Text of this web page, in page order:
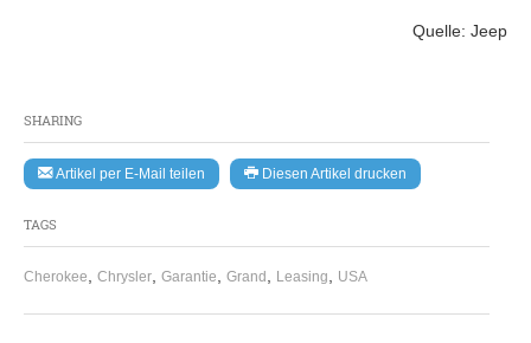
SHARING
Artikel per E-Mail teilen Diesen Artikel drucken
TAGS
Cherokee Chrysler Garantie Grand Leasing USA
Quelle: Jeep